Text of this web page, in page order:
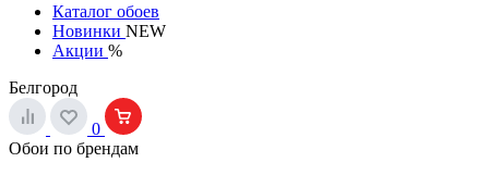
Каталог обоев
Новинки NEW
Акции %
Белгород
0
Обои по брендам